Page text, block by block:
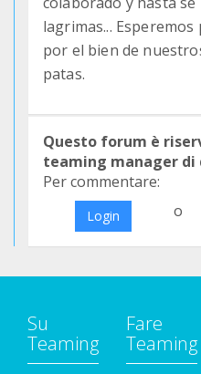
lagrimas...
por el bien de
patas.
Questo forum è
teaming manager di
Per commentare:
Login o
Su
Teaming
Fare
Teaming